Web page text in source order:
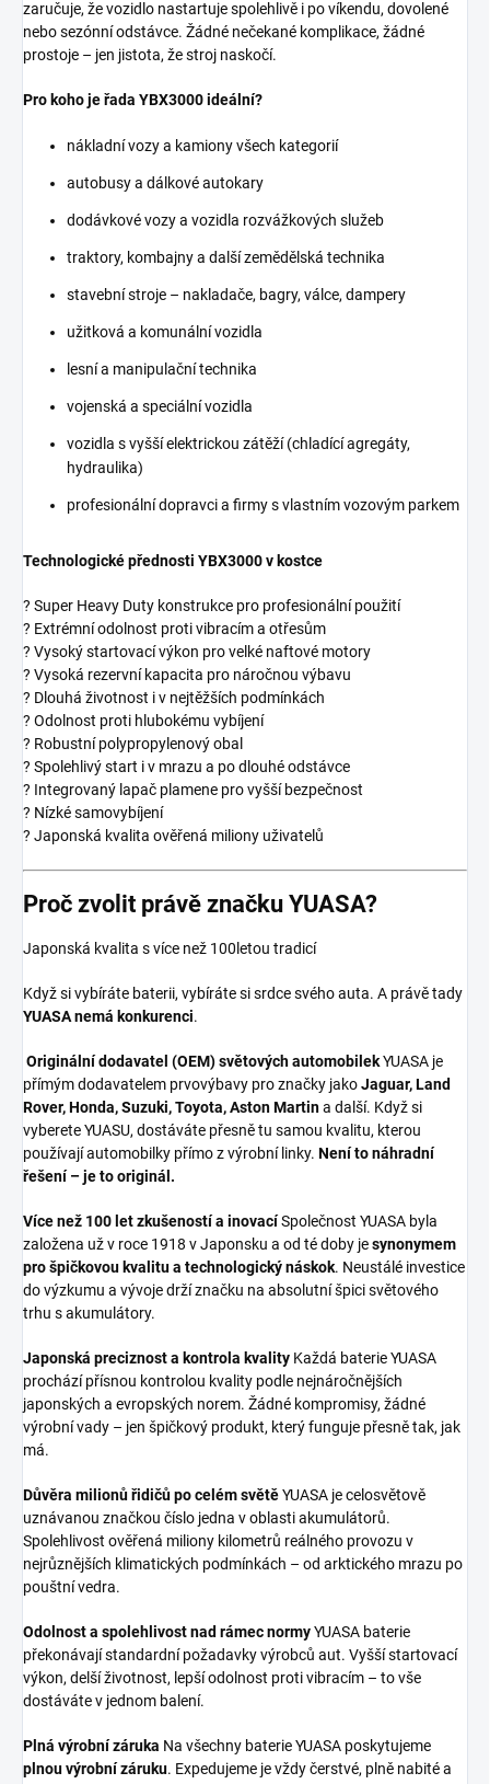
zaručuje, že vozidlo nastartuje spolehlivě i po víkendu, dovolené
nebo sezónní odstávce. Žádné nečekané komplikace, žádné
prostoje – jen jistota, že stroj naskočí.
Pro koho je řada YBX3000 ideální?
nákladní vozy a kamiony všech kategorií
autobusy a dálkové autokary
dodávkové vozy a vozidla rozvážkových služeb
traktory, kombajny a další zemědělská technika
stavební stroje – nakladače, bagry, válce, dampery
užitková a komunální vozidla
lesní a manipulační technika
vojenská a speciální vozidla
vozidla s vyšší elektrickou zátěží (chladící agregáty,
hydraulika)
profesionální dopravci a firmy s vlastním vozovým parkem
Technologické přednosti YBX3000 v kostce
? Super Heavy Duty konstrukce pro profesionální použití
? Extrémní odolnost proti vibracím a otřesům
? Vysoký startovací výkon pro velké naftové motory
? Vysoká rezervní kapacita pro náročnou výbavu
? Dlouhá životnost i v nejtěžších podmínkách
? Odolnost proti hlubokému vybíjení
? Robustní polypropylenový obal
? Spolehlivý start i v mrazu a po dlouhé odstávce
? Integrovaný lapač plamene pro vyšší bezpečnost
? Nízké samovybíjení
? Japonská kvalita ověřená miliony uživatelů
Proč zvolit právě značku YUASA?
Japonská kvalita s více než 100letou tradicí
Když si vybíráte baterii, vybíráte si srdce svého auta. A právě tady
YUASA nemá konkurenci.
Originální dodavatel (OEM) světových automobilekYUASA je
přímým dodavatelem prvovýbavy pro značky jakoJaguar, Land
Rover, Honda, Suzuki, Toyota, Aston Martina další. Když si
vyberete YUASU, dostáváte přesně tu samou kvalitu, kterou
používají automobilky přímo z výrobní linky. Není to náhradní
řešení – je to originál.
Více než 100 let zkušeností a inovacíSpolečnost YUASA byla
založena už v roce 1918 v Japonsku a od té doby jesynonymem
pro špičkovou kvalitu a technologický náskok. Neustálé investice
do výzkumu a vývoje drží značku na absolutní špici světového
trhu s akumulátory.
Japonská preciznost a kontrola kvality Každá baterie YUASA
prochází přísnou kontrolou kvality podle nejnáročnějších
japonských a evropských norem. Žádné kompromisy, žádné
výrobní vady – jen špičkový produkt, který funguje přesně tak, jak
má.
Důvěra milionů řidičů po celém světěYUASA je celosvětově
uznávanou značkou číslo jedna v oblasti akumulátorů.
Spolehlivost ověřená miliony kilometrů reálného provozu v
nejrůznějších klimatických podmínkách – od arktického mrazu po
pouštní vedra.
Odolnost a spolehlivost nad rámec normyYUASA baterie
překonávají standardní požadavky výrobců aut. Vyšší startovací
výkon, delší životnost, lepší odolnost proti vibracím – to vše
dostáváte v jednom balení.
Plná výrobní záruka Na všechny baterie YUASA poskytujeme
plnou výrobní záruku. Expedujeme je vždy čerstvé, plně nabité a